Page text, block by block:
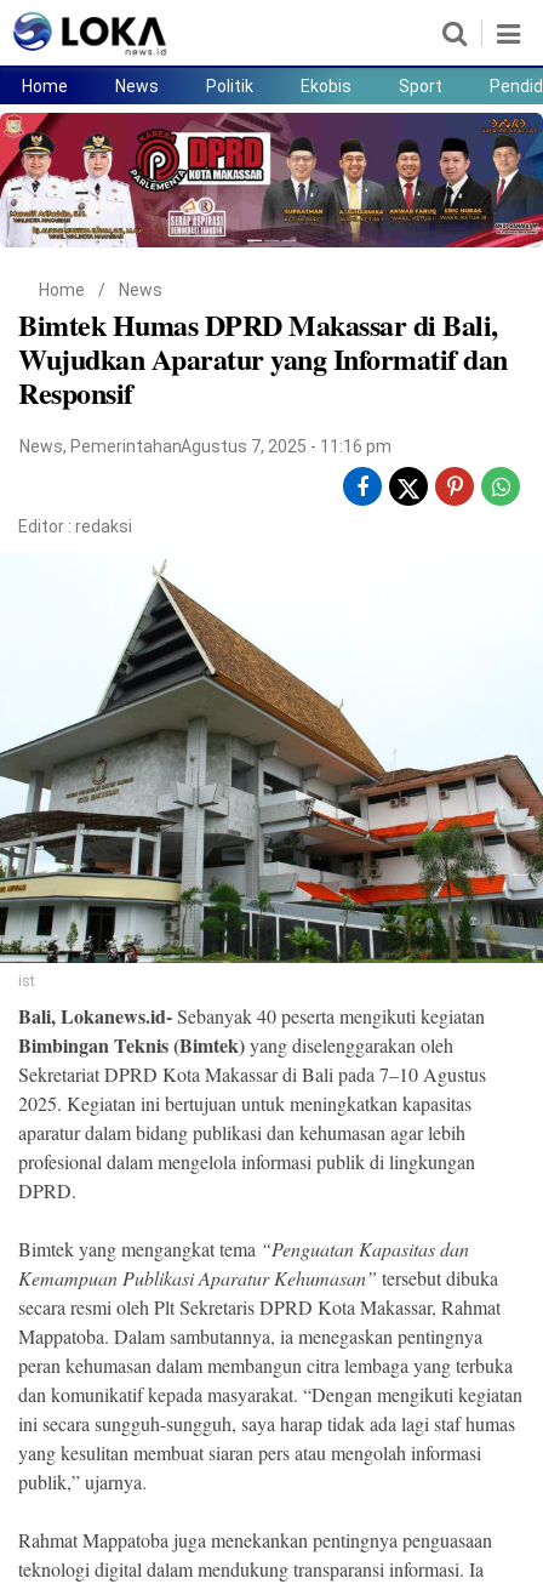
Home News
Ekobis
Sport Pendidikan
Lifestyle
reserved
Home News Politik Ekobis Sport
Home / News
Bimtek Humas DPRD Makassar di Bali,
Wujudkan Aparatur yang Informatif dan
Responsif
News, PemerintahanAgustus 7, 2025 - 11:16 pm
Editor : redaksi
ist
Bali, Lokanews.id-Sebanyak 40 peserta mengikuti kegiatan
Bimbingan Teknis (Bimtek)yang diselenggarakan oleh
Sekretariat DPRD Kota Makassar di Bali pada 7–10 Agustus
2025. Kegiatan ini bertujuan untuk meningkatkan kapasitas
aparatur dalam bidang publikasi dan kehumasan agar lebih
profesional dalam mengelola informasi publik di lingkungan
DPRD.
Bimtek yang mengangkat tema “Penguatan Kapasitas dan
Kemampuan Publikasi Aparatur Kehumasan” tersebut dibuka
secara resmi oleh Plt Sekretaris DPRD Kota Makassar, Rahmat
Mappatoba. Dalam sambutannya, ia menegaskan pentingnya
peran kehumasan dalam membangun citra lembaga yang terbuka
dan komunikatif kepada masyarakat. “Dengan mengikuti kegiatan
ini secara sungguh-sungguh, saya harap tidak ada lagi staf humas
yang kesulitan membuat siaran pers atau mengolah informasi
publik,” ujarnya.
Rahmat Mappatoba juga menekankan pentingnya penguasaan
teknologi digital dalam mendukung transparansi informasi. Ia